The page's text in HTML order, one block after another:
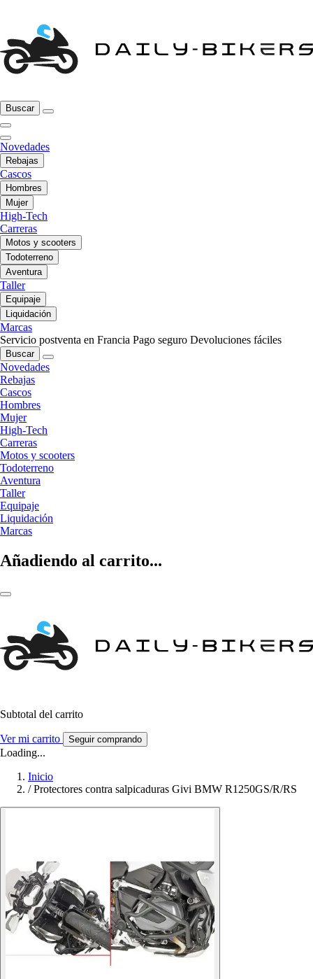
Buscar
Novedades
Rebajas
Cascos
Hombres
Mujer
High-Tech
Carreras
Motos y scooters
Todoterreno
Aventura
Taller
Equipaje
Liquidación
Marcas
Servicio postventa en Francia Pago seguro Devoluciones fáciles
Buscar
Novedades
Rebajas
Cascos
Hombres
Mujer
High-Tech
Carreras
Motos y scooters
Todoterreno
Aventura
Taller
Equipaje
Liquidación
Marcas
Añadiendo al carrito...
Subtotal del carrito
Ver mi carrito Seguir comprando
Loading...
Inicio
/ Protectores contra salpicaduras Givi BMW R1250GS/R/RS